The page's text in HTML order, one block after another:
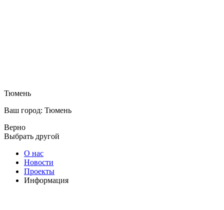
Тюмень
Ваш город: Тюмень
Верно
Выбрать другой
О нас
Новости
Проекты
Информация